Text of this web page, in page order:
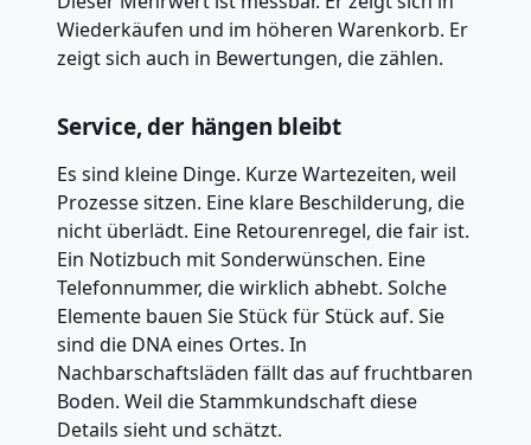
Wiederkäufen und im höheren Warenkorb. Er
zeigt sich auch in Bewertungen, die zählen.
Service, der hängen bleibt
Es sind kleine Dinge. Kurze Wartezeiten, weil
Prozesse sitzen. Eine klare Beschilderung, die
nicht überlädt. Eine Retourenregel, die fair ist.
Ein Notizbuch mit Sonderwünschen. Eine
Telefonnummer, die wirklich abhebt. Solche
Elemente bauen Sie Stück für Stück auf. Sie
sind die DNA eines Ortes. In
Nachbarschaftsläden fällt das auf fruchtbaren
Boden. Weil die Stammkundschaft diese
Details sieht und schätzt.